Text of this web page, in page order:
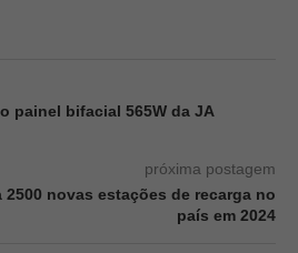
painel bifacial 565W da JA
próxima postagem
novas estações de recarga no
país em 2024